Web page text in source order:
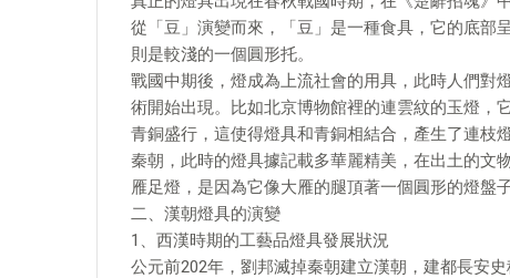
從「豆」演變而來，「豆」是一種食具，它的底部
則是較淺的一個圓形托。
戰國中期後，燈成為上流社會的用具，此時人們對
術開始出現。比如北京博物館裡的連雲紋的玉燈，
青銅盛行，這使得燈具和青銅相結合，產生了連枝
秦朝，此時的燈具據記載多華麗精美，在出土的文
雁足燈，是因為它像大雁的腿頂著一個圓形的燈盤子
二、漢朝燈具的演變
1、西漢時期的工藝品燈具發展狀況
公元前202年，劉邦滅掉秦朝建立漢朝，建都長安